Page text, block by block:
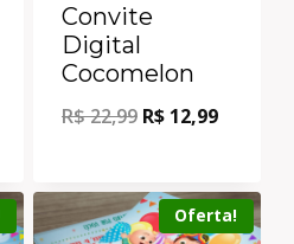
Convite
Digital
Cocomelon
R$22,99 R$ 12,99
Oferta!